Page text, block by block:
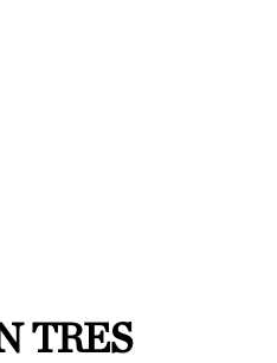
TRES